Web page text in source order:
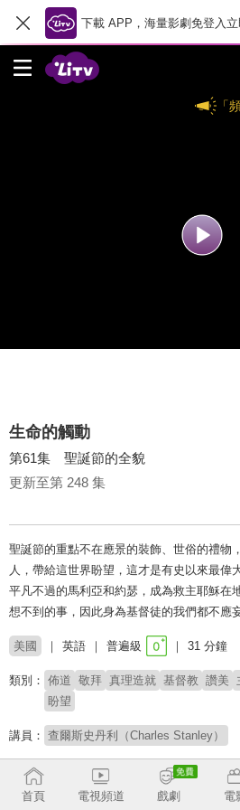
下載 APP，海量影劇免登入
「
生命的觸動
第61集 聖誕節的全貌
更新至第 248 集
聖誕節的重點不在應景的裝飾、世俗的禮物
人，帶給這世界盼望，這才是有史以來最偉
平凡不過的馬利亞和約瑟，成為救主耶穌在
想不到的事，因此身為基督徒的我們都不應
美國 英語 普遍級 31 分鐘
類別： 佈道 敬拜 真理造就 基督教 讚美
盼望
講員： 查爾斯史丹利（Charles Stanley）
# 核心信仰
首頁 電視頻道 戲劇 電